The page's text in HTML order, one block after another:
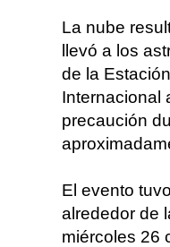
La nube
llevó a los
de la
Internacional
precaución
El evento
alrededor de
miércoles 26